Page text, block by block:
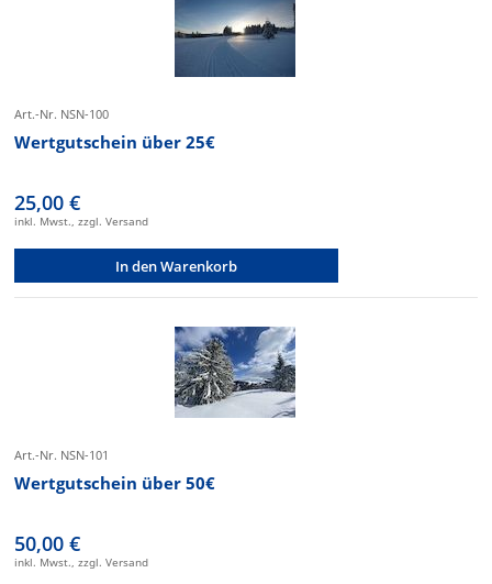
Art.-Nr. NSN-100
Wertgutschein über 25€
25,00 €
inkl. Mwst., zzgl. Versand
In den Warenkorb
Art.-Nr. NSN-101
Wertgutschein über 50€
50,00 €
inkl. Mwst., zzgl. Versand